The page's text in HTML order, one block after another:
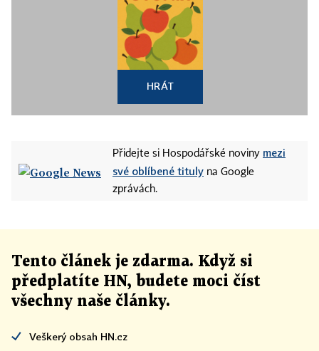
HRÁT
Přidejte si Hospodářské noviny mezi
své oblíbené tituly na Google
zprávách.
Tento článek je zdarma. Když si
předplatíte HN, budete moci číst
všechny naše články.
Veškerý obsah HN.cz